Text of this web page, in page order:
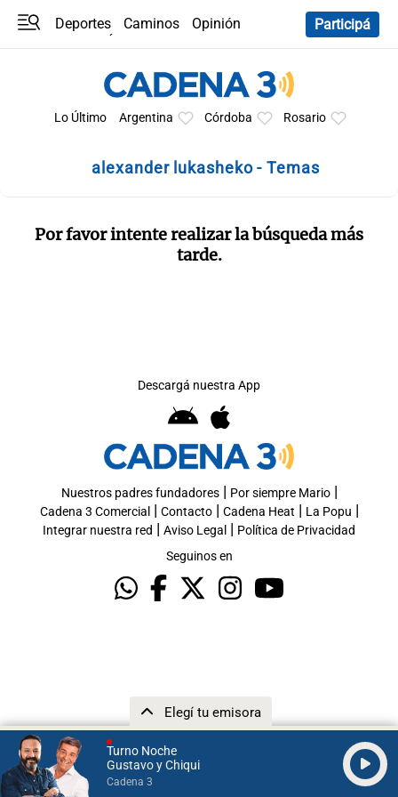
Turno Noche
Gustavo y Chiqui
Cadena 3
Elegí tu emisora
Deportes Caminos
Opinión
Participá
Lo Último Argentina Córdoba Rosario
alexander lukasheko - Temas
Por favor intente realizar la búsqueda más
tarde.
Descargá nuestra App
Nuestros padres fundadores| Por siempre Mario|
Cadena 3 Comercial | Contacto| Cadena Heat | La Popu |
Integrar nuestra red | Aviso Legal | Política de Privacidad
Seguinos en